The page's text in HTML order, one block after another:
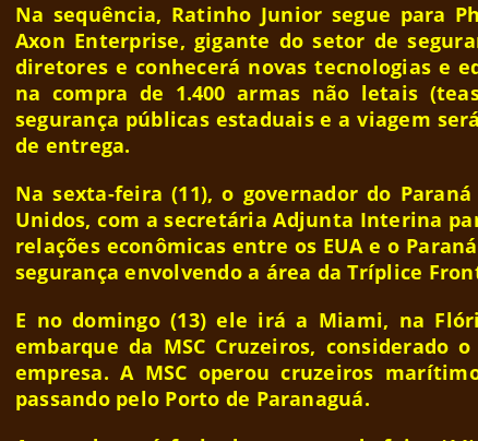
Na sequência, Ratinho Junior segue para
Axon Enterprise, gigante do setor de
diretores e conhecerá novas tecnologias e
na compra de 1.400 armas não letais
segurança públicas estaduais e a viagem
de entrega.
Na sexta-feira (11), o governador do
Unidos, com a secretária Adjunta Interina
relações econômicas entre os EUA e o
segurança envolvendo a área da Tríplice
E no domingo (13) ele irá a Miami, na
embarque da MSC Cruzeiros,
empresa. A MSC operou cruzeiros
passando pelo Porto de Paranaguá.